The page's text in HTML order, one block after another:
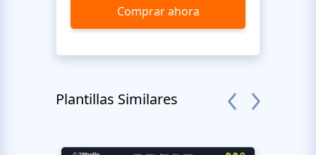
Comprar ahora
Plantillas Similares